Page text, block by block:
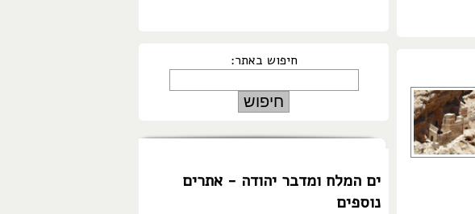
חיפוש באתר:
ים המלח ומדבר יהודה - אתרים
נוספים